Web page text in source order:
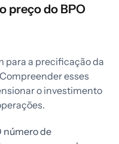
preço do BPO
para a precificação da
esses
o investimento
número de